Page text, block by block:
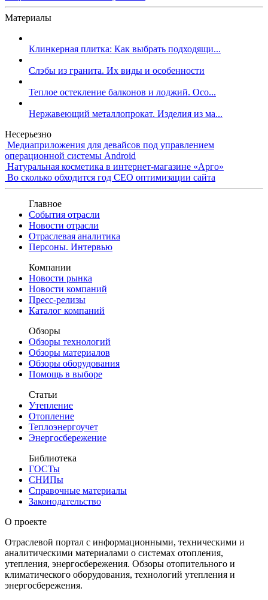
Материалы
Клинкерная плитка: Как выбрать подходящи...
Слэбы из гранита. Их виды и особенности
Теплое остекление балконов и лоджий. Осо...
Нержавеющий металлопрокат. Изделия из ма...
Несерьезно
Медиаприложения для девайсов под управлением
операционной системы Android
Натуральная косметика в интернет-магазине «Арго»
Во сколько обходится год СЕО оптимизации сайта
Главное
События отрасли
Новости отрасли
Отраслевая аналитика
Персоны. Интервью
Компании
Новости рынка
Новости компаний
Пресс-релизы
Каталог компаний
Обзоры
Обзоры технологий
Обзоры материалов
Обзоры оборудования
Помощь в выборе
Статьи
Утепление
Отопление
Теплоэнергоучет
Энергосбережение
Библиотека
ГОСТы
СНИПы
Справочные материалы
Законодательство
О проекте
Отраслевой портал с информационными, техническими и
аналитическими материалами о системах отопления,
утепления, энергосбережения. Обзоры отопительного и
климатического оборудования, технологий утепления и
энергосбережения.